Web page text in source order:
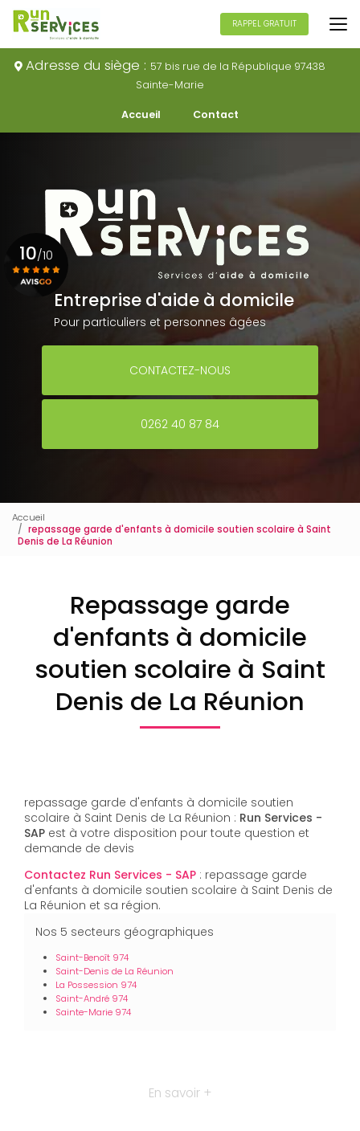
Aller
au
principal
Adresse du siège : 57 bis rue de la République 97438
Sainte-Marie
Accueil Contact
RAPPEL GRATUIT
Entreprise d'aide à domicile
Pour particuliers et personnes âgées
CONTACTEZ-NOUS
0262 40 87 84
10/10
Voir le certificat
Accueil
repassage garde d'enfants à domicile soutien scolaire à Saint
Denis de La Réunion
Repassage garde
d'enfants à domicile
soutien scolaire à Saint
Denis de La Réunion
repassage garde d'enfants à domicile soutien
scolaire à Saint Denis de La Réunion : Run Services -
SAP est à votre disposition pour toute question et
demande de devis
Contactez Run Services - SAP : repassage garde
d'enfants à domicile soutien scolaire à Saint Denis de
La Réunion et sa région.
Nos 5 secteurs géographiques
Saint-Benoît 974
Saint-Denis de La Réunion
La Possession 974
Saint-André 974
Sainte-Marie 974
En savoir +